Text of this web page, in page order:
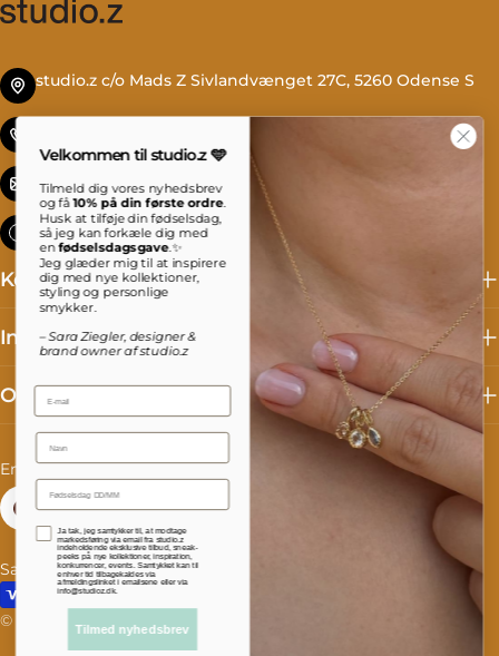
studio.z c/o Mads Z Sivlandvænget 27C, 5260 Odense S
info@studioz.dk
Mandag til torsdag: 8 - 16 Fredag: 8 - 15:30
Kollektioner
Information
Om studio.z
L
a
g
u
English
C
o
u
n
t
Denmark (DKK kr.)
© 2026 studioz.dk Powered by Shopify
Salgs- og leveringsbetingelser
Payment
methods
Velkommen til studio.z 🩵
Tilmeld dig vores nyhedsbrev
og få10% på din første ordre.
Husk at tilføje din fødselsdag,
så jeg kan forkæle dig med
enfødselsdagsgave.✨
Jeg glæder mig til at inspirere
dig med nye kollektioner,
styling og personlige
smykker.
– Sara Ziegler, designer &
brand owner af studio.z
Email
Name
Accepterer persondatapolitik
Ja tak, jeg samtykker til, at modtage
markedsføring via email fra studio.z
indeholdende eksklusive tilbud, sneak-
peeks på nye kollektioner, inspiration,
konkurrencer, events. Samtykket kan til
enhver tid tilbagekaldes via
afmeldingslinket i emailsene eller via
info@studioz.dk.
Tilmed nyhedsbrev